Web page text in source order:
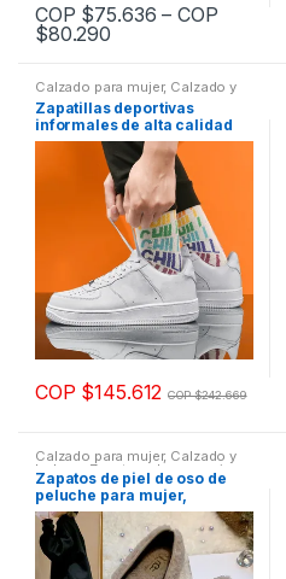
de
COP $75.636 –COP
$80.290
Este
tiene
múltiples
variantes.
opciones
elegir
en
la
de
Calzado para mujer, Calzado y
bolsos,Zapatos planos mujer
Zapatillas deportivas
informales de alta calidad
para hombre y mujer,
zapatos para correr al aire
libre, cómodos y
transpirables, a la moda,
novedad de 2021
COP $145.612 COP $242.669
Este
tiene
múltiples
variantes.
Las
opciones
Calzado para mujer, Calzado y
bolsos Zapatos planos mujer
Zapatos de piel de oso de
peluche para mujer,
pezuñas planas de pelo de
cordero de un pedal,
zapatos de algodón para
mantener el calor, otoño e